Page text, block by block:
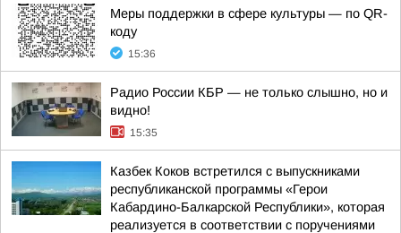
Меры поддержки в сфере культуры — по QR-
коду
15:36
Радио России КБР — не только слышно, но и
видно!
15:35
Казбек Коков встретился с выпускниками
республиканской программы «Герои
Кабардино-Балкарской Республики», которая
реализуется в соответствии с поручениями